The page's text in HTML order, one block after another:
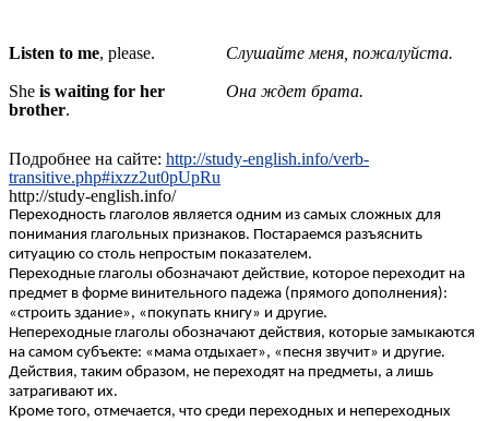
Listen to me, please.
She is waiting for her
brother.
Слушайте меня, пожалуйста.
Она ждет брата.
Подробнее на сайте: http://study-english.info/verb-
transitive.php#ixzz2ut0pUpRu
http://study-english.info/
Переходность глаголов является одним из самых сложных для
понимания глагольных признаков. Постараемся разъяснить
ситуацию со столь непростым показателем.
Переходные глаголы обозначают действие, которое переходит на
предмет в форме винительного падежа (прямого дополнения):
«строить здание», «покупать книгу» и другие.
Непереходные глаголы обозначают действия, которые замыкаются
на самом субъекте: «мама отдыхает», «песня звучит» и другие.
Действия, таким образом, не переходят на предметы, а лишь
затрагивают их.
Кроме того, отмечается, что среди переходных и непереходных